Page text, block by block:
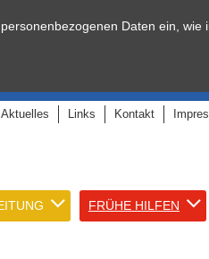
Daten ein, wie
Aktuelles Links Kontakt
FRÜHE HILFEN